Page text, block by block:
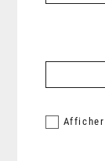
Afficher